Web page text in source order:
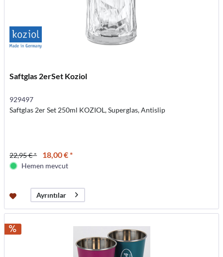
Saftglas 2erSet Koziol
929497
Saftglas 2er Set 250ml KOZIOL, Superglas, Antislip
22,95 € * 18,00 € *
Hemen mevcut
Ayrıntılar